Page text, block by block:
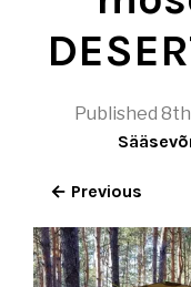
Published 8th
← Previous